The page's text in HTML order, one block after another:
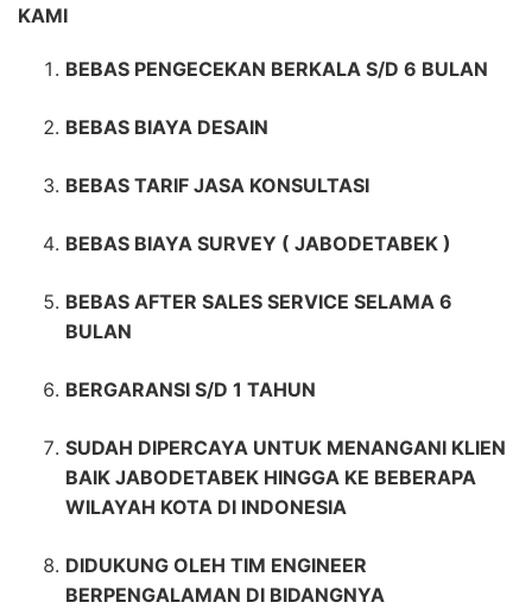
KAMI
BEBAS PENGECEKAN BERKALA S/D 6 BULAN
BEBAS BIAYA DESAIN
BEBAS TARIF JASA KONSULTASI
BEBAS BIAYA SURVEY ( JABODETABEK )
BEBAS AFTER SALES SERVICE SELAMA 6
BULAN
BERGARANSI S/D 1 TAHUN
SUDAH DIPERCAYA UNTUK MENANGANI KLIEN
BAIK JABODETABEK HINGGA KE BEBERAPA
WILAYAH KOTA DI INDONESIA
DIDUKUNG OLEH TIM ENGINEER
BERPENGALAMAN DI BIDANGNYA